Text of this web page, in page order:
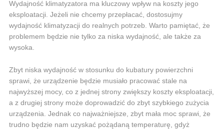
Wydajność klimatyzatora ma kluczowy wpływ na koszty jego
eksploatacji. Jeżeli nie chcemy przepłacać, dostosujmy
wydajność klimatyzacji do realnych potrzeb. Warto pamiętać, że
problemem będzie nie tylko za niska wydajność, ale także za
wysoka.
Zbyt niska wydajność w stosunku do kubatury powierzchni
sprawi, że urządzenie będzie musiało pracować stale na
najwyższej mocy, co z jednej strony zwiększy koszty eksploatacji,
a z drugiej strony może doprowadzić do zbyt szybkiego zużycia
urządzenia. Jednak co najważniejsze, zbyt mała moc sprawi, że
trudno będzie nam uzyskać pożądaną temperaturę, gdyż